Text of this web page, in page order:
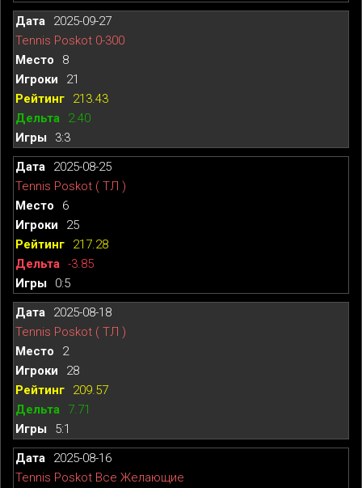
2025-09-27
Tennis Poskot 0-300
8
21
213.43
2.40
3:3
2025-08-25
Tennis Poskot ( ТЛ )
6
25
217.28
-3.85
0:5
2025-08-18
Tennis Poskot ( ТЛ )
2
28
209.57
7.71
5:1
2025-08-16
Tennis Poskot Все Желающие